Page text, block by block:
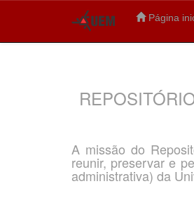
Página
A missão do
reunir, preservar e
administrativa) da